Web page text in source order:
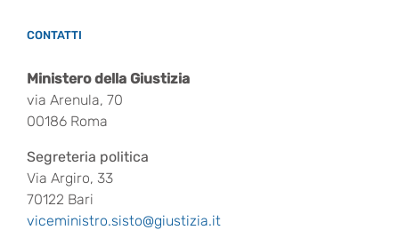
CONTATTI
Ministero della Giustizia
via Arenula, 70
00186 Roma
Segreteria politica
Via Argiro, 33
70122 Bari
viceministro.sisto@giustizia.it